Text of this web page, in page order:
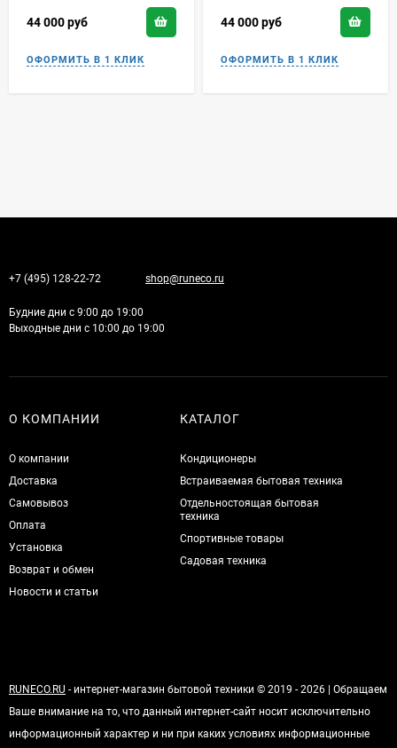
44 000руб 44 000руб
+7 (495) 128-22-72 shop@runeco.ru
Будние дни с 9:00 до 19:00
Выходные дни с 10:00 до 19:00
О КОМПАНИИ
О компании
Доставка
Самовывоз
Оплата
Установка
Возврат и обмен
Новости и статьи
КАТАЛОГ
Кондиционеры
Встраиваемая бытовая техника
Отдельностоящая бытовая
техника
Спортивные товары
Садовая техника
RUNECO.RU - интернет-магазин бытовой техники © 2019 - 2026 | Обращаем
Ваше внимание на то, что данный интернет-сайт носит исключительно
информационный характер и ни при каких условиях информационные